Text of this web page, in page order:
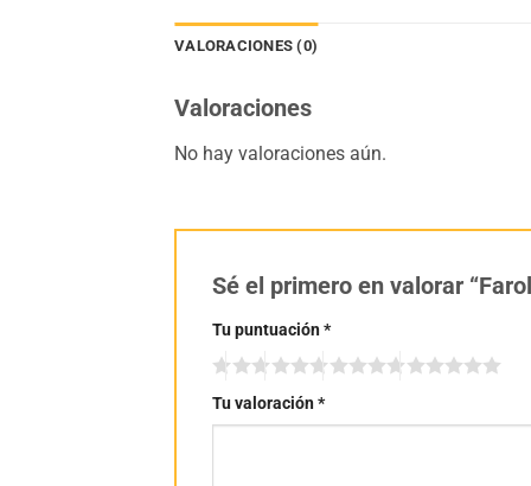
VALORACIONES (0)
Valoraciones
No hay valoraciones aún.
Sé el primero en valorar
Tu puntuación*
Tu valoración*